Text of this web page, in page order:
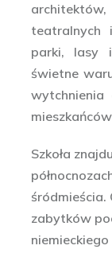
teatralnych
parki, lasy
świetne
wytchnienia
Szkoła
śródmieścia.
zabytków